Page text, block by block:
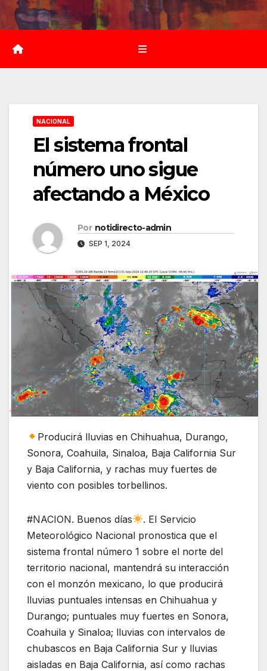
Saltar
al
contenido
NACIONAL
El sistema frontal
número uno sigue
afectando a México
Por notidirecto-admin
SEP 1, 2024
Producirá lluvias en Chihuahua, Durango,
Sonora, Coahuila, Sinaloa, Baja California Sur
y Baja California, y rachas muy fuertes de
viento con posibles torbellinos.
#NACION. Buenos días
. El Servicio
Meteorológico Nacional pronostica que el
sistema frontal número 1 sobre el norte del
territorio nacional, mantendrá su interacción
con el monzón mexicano, lo que producirá
lluvias puntuales intensas en Chihuahua y
Durango; puntuales muy fuertes en Sonora,
Coahuila y Sinaloa; lluvias con intervalos de
chubascos en Baja California Sur y lluvias
aisladas en Baja California, así como rachas